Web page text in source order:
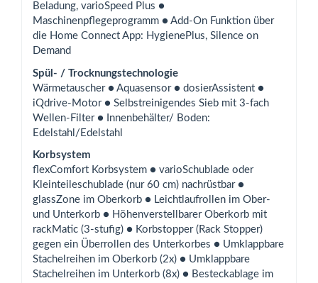
Beladung, varioSpeed Plus ●
Maschinenpﬂegeprogramm ● Add-On Funktion über
die Home Connect App: HygienePlus, Silence on
Demand
Spül- / Trocknungstechnologie
Wärmetauscher ● Aquasensor ● dosierAssistent ●
iQdrive-Motor ● Selbstreinigendes Sieb mit 3-fach
Wellen-Filter ● Innenbehälter/ Boden:
Edelstahl/Edelstahl
Korbsystem
ﬂexComfort Korbsystem ● varioSchublade oder
Kleinteileschublade (nur 60 cm) nachrüstbar ●
glassZone im Oberkorb ● Leichtlaufrollen im Ober-
und Unterkorb ● Höhenverstellbarer Oberkorb mit
rackMatic (3-stuﬁg) ● Korbstopper (Rack Stopper)
gegen ein Überrollen des Unterkorbes ● Umklappbare
Stachelreihen im Oberkorb (2x) ● Umklappbare
Stachelreihen im Unterkorb (8x) ● Besteckablage im